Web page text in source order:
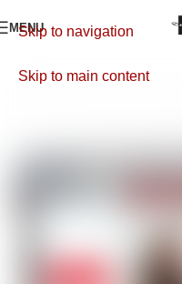
Skip to navigation
Skip to main content
MENU